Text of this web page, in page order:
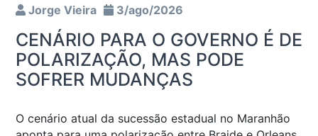
Jorge Vieira 3/ago/2026
CENÁRIO PARA O GOVERNO É DE
POLARIZAÇÃO, MAS PODE
SOFRER MUDANÇAS
O cenário atual da sucessão estadual no Maranhão